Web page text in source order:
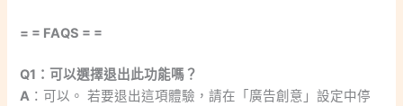
= = FAQS = =
Q1：可以選擇退出此功能嗎？
A ：可以。 若要退出這項體驗，請在「廣告創意」設定中停